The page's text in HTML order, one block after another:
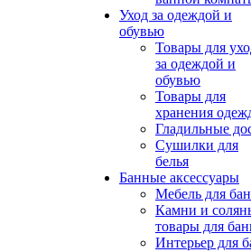
Уход за одеждой и
обувью
Товары для
за одеждой и
обувью
Товары для
хранения
Гладильные
Сушилки для
белья
Банные аксессуары
Мебель для
Камни и
товары для
Интерьер для